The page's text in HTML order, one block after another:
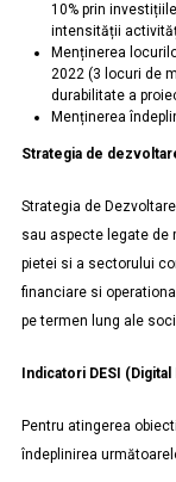
10% prin
intensității
Menținerea
2022 (3 locuri de
durabilitate a
Menținerea
Strategia de
Strategia de
sau aspecte legate de
pietei si a sectorului
financiare si
pe termen lung ale
Indicatori DESI
Pentru atingerea
îndeplinirea